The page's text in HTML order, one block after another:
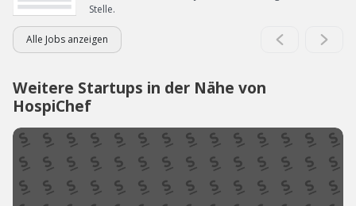
Stelle.
Alle Jobs anzeigen
Weitere Startups in der Nähe von
HospiChef